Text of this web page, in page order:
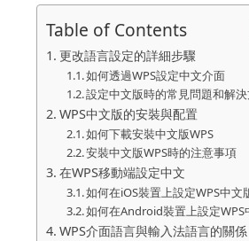
Table of Contents
更改語言設定的詳細步驟
如何透過WPS設定中文介面
設定中文版時的常見問題和解
WPS中文版的安裝與配置
如何下載安裝中文版WPS
安裝中文版WPS時的注意事項
在WPS移動端設定中文
如何在iOS裝置上設定WPS中文
如何在Android裝置上設定WPS
WPS介面語言與輸入法語言的關係